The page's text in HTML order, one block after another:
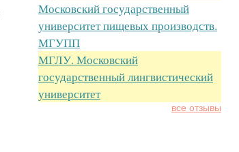
Московский государственный
университет пищевых производств.
МГУПП
МГЛУ. Московский
государственный лингвистический
университет
все отзывы